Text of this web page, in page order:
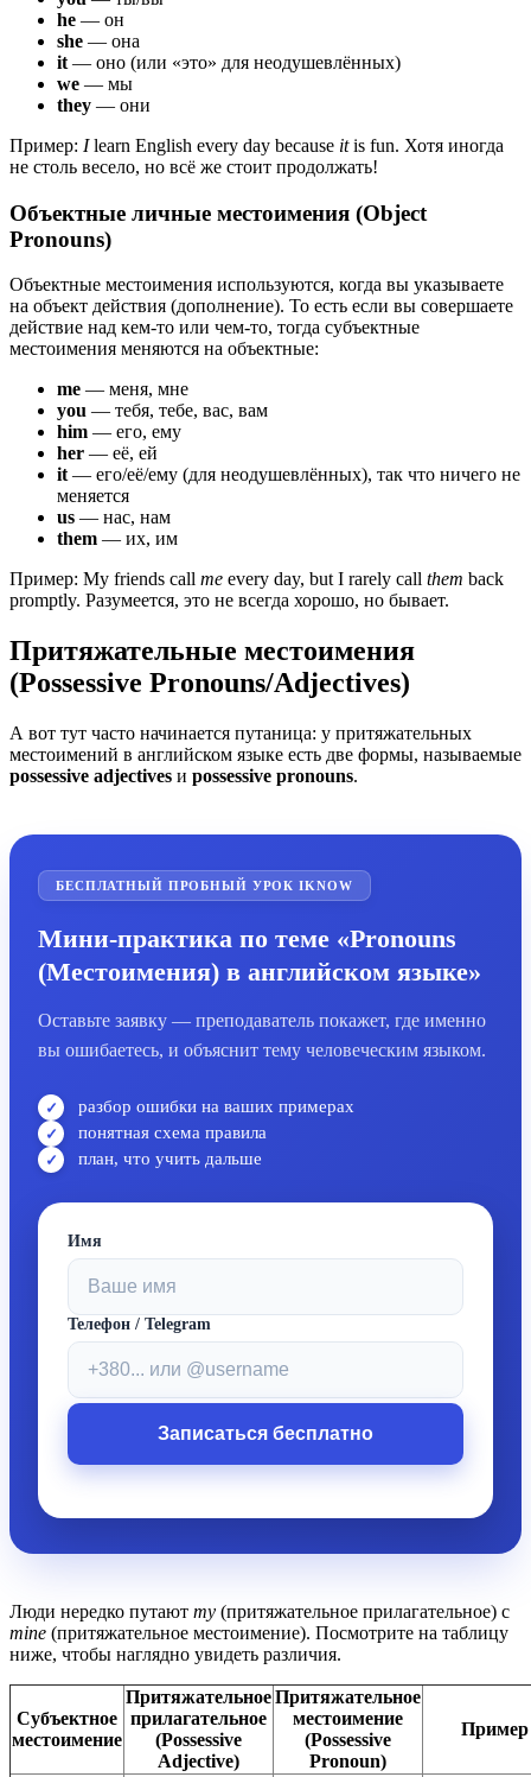
he — он
she — она
it — оно (или «это» для неодушевлённых)
we — мы
they — они
Пример: Ilearn English every day because itis fun. Хотя иногда
не столь весело, но всё же стоит продолжать!
Объектные личные местоимения (Object
Pronouns)
Объектные местоимения используются, когда вы указываете
на объект действия (дополнение). То есть если вы совершаете
действие над кем-то или чем-то, тогда субъектные
местоимения меняются на объектные:
me — меня, мне
you — тебя, тебе, вас, вам
him — его, ему
her — её, ей
it — его/её/ему (для неодушевлённых), так что ничего не
меняется
us — нас, нам
them — их, им
Пример: My friends call me every day, but I rarely call them back
promptly. Разумеется, это не всегда хорошо, но бывает.
Притяжательные местоимения
(Possessive Pronouns/Adjectives)
А вот тут часто начинается путаница: у притяжательных
местоимений в английском языке есть две формы, называемые
possessive adjectives и possessive pronouns.
БЕСПЛАТНЫЙ ПРОБНЫЙ УРОК IKNOW
Мини-практика по теме «Pronouns
(Местоимения) в английском языке»
Оставьте заявку — преподаватель покажет, где именно
вы ошибаетесь, и объяснит тему человеческим языком.
разбор ошибки на ваших примерах
понятная схема правила
план, что учить дальше
Имя
Телефон / Telegram
Записаться бесплатно
Люди нередко путают my (притяжательное прилагательное) с
mine (притяжательное местоимение). Посмотрите на таблицу
ниже, чтобы наглядно увидеть различия.
Субъектное
местоимение
Притяжательное
прилагательное
(Possessive
Adjective)
Притяжательное
местоимение
(Possessive
Pronoun)
Пример